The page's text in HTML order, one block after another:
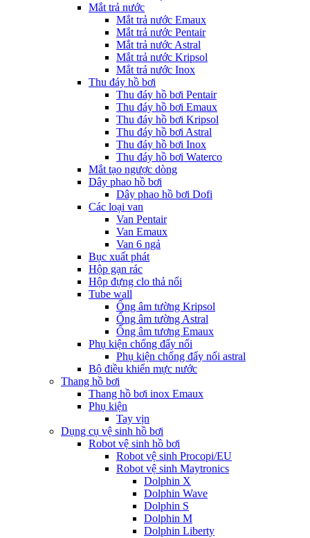
Mắt trả nước
Mắt trả nước Emaux
Mắt trả nước Pentair
Mắt trả nước Astral
Mắt trả nước Kripsol
Mắt trả nước Inox
Thu đáy hồ bơi
Thu đáy hồ bơi Pentair
Thu đáy hồ bơi Emaux
Thu đáy hồ bơi Kripsol
Thu đáy hồ bơi Astral
Thu đáy hồ bơi Inox
Thu đáy hồ bơi Waterco
Mắt tạo ngược dòng
Dây phao hồ bơi
Dây phao hồ bơi Dofi
Các loại van
Van Pentair
Van Emaux
Van 6 ngả
Bục xuất phát
Hộp gạn rác
Hộp đựng clo thả nổi
Tube wall
Ống âm tường Kripsol
Ống âm tường Astral
Ống âm tương Emaux
Phụ kiện chống đẩy nổi
Phụ kiện chống đẩy nổi astral
Bộ điều khiển mực nước
Thang hồ bơi
Thang hồ bơi inox Emaux
Phụ kiện
Tay vịn
Dụng cụ vệ sinh hồ bơi
Robot vệ sinh hồ bơi
Robot vệ sinh Procopi/EU
Robot vệ sinh Maytronics
Dolphin X
Dolphin Wave
Dolphin S
Dolphin M
Dolphin Liberty